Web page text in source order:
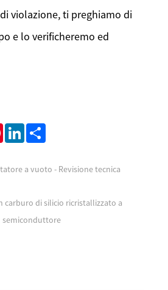
violazione, ti preghiamo di
e lo verificheremo ed
PinterestLinkedIn
a vuoto - Revisione tecnica
carburo di silicio ricristallizzato a
semiconduttore